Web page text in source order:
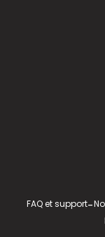
FAQ et support-